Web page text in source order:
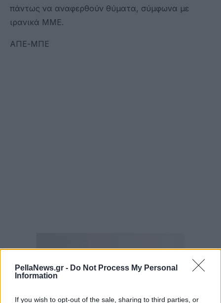
PellaNews.gr - Do Not Process My Personal
Information
If you wish to opt-out of the sale, sharing to third parties, or
πάντως να αναφερθούν θύματα, σύμφωνα με
ιρανικά ΜΜΕ.
ΑΠΕ-ΜΠΕ